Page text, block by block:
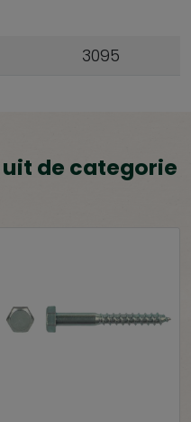
3095
de categorie